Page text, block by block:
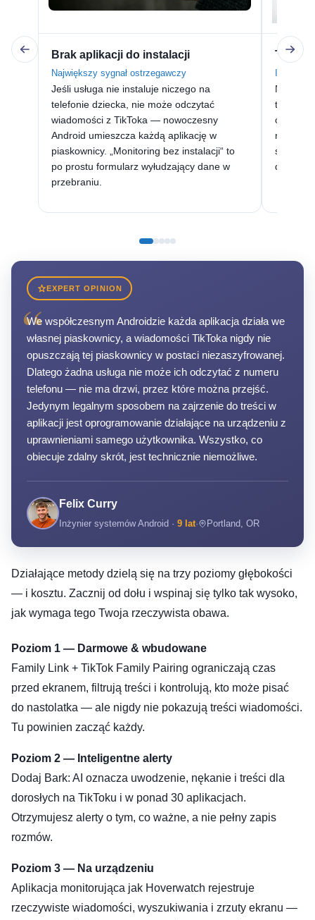
Brak aplikacji do instalacji
Największy sygnał ostrzegawczy
Jeśli usługa nie instaluje niczego na
telefonie dziecka, nie może odczytać
wiadomości z TikToka — nowoczesny
Android umieszcza każdą aplikację w
piaskownicy. „Monitoring bez instalacji“ to
po prostu formularz wyłudzający dane w
przebraniu.
Tylko
Nazwa
telefonu
samego
dane
EXPERT OPINION
“
We współczesnym Androidzie każda aplikacja działa we
własnej piaskownicy, a wiadomości TikToka nigdy nie
opuszczają tej piaskownicy w postaci niezaszyfrowanej.
Dlatego żadna usługa nie może ich odczytać z numeru
telefonu — nie ma drzwi, przez które można przejść.
Jedynym legalnym sposobem na zajrzenie do treści w
aplikacji jest oprogramowanie działające na urządzeniu z
uprawnieniami samego użytkownika. Wszystko, co
obiecuje zdalny skrót, jest technicznie niemożliwe.
Felix Curry
Inżynier systemów Android · 9 lat· Portland, OR
Działające metody dzielą się na trzy poziomy głębokości
— i kosztu. Zacznij od dołu i wspinaj się tylko tak wysoko,
jak wymaga tego Twoja rzeczywista obawa.
Poziom 1 — Darmowe & wbudowane
Family Link + TikTok Family Pairing ograniczają czas
przed ekranem, filtrują treści i kontrolują, kto może pisać
do nastolatka — ale nigdy nie pokazują treści wiadomości.
Tu powinien zacząć każdy.
Poziom 2 — Inteligentne alerty
Dodaj Bark: AI oznacza uwodzenie, nękanie i treści dla
dorosłych na TikToku i w ponad 30 aplikacjach.
Otrzymujesz alerty o tym, co ważne, a nie pełny zapis
rozmów.
Poziom 3 — Na urządzeniu
Aplikacja monitorująca jak Hoverwatch rejestruje
rzeczywiste wiadomości, wyszukiwania i zrzuty ekranu —